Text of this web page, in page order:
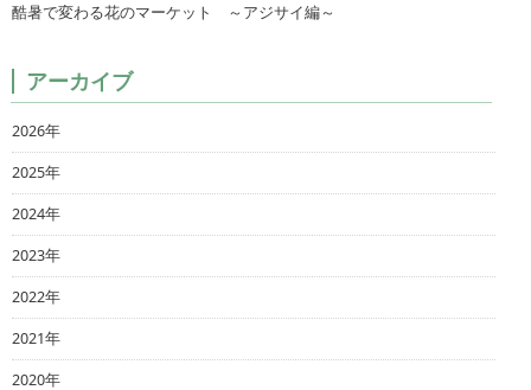
酷暑で変わる花のマーケット ～アジサイ編～
アーカイブ
2026年
2025年
2024年
2023年
2022年
2021年
2020年